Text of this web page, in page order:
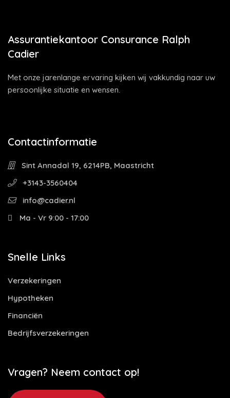
Assurantiekantoor Consurance Ralph
Cadier
Met onze jarenlange ervaring kijken wij vakkundig naar uw
persoonlijke situatie en wensen.
Contactinformatie
Sint Annadal 19, 6214PB, Maastricht
+3143-3560404
info@cadier.nl
Ma - Vr 9:00 - 17:00
Snelle Links
Verzekeringen
Hypotheken
Financiën
Bedrijfsverzekeringen
Vragen? Neem contact op!